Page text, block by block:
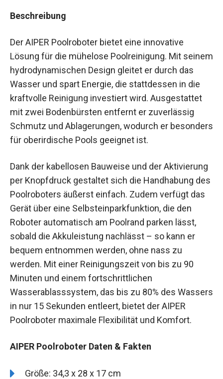
Beschreibung
Der AIPER Poolroboter bietet eine innovative
Lösung für die mühelose Poolreinigung. Mit seinem
hydrodynamischen Design gleitet er durch das
Wasser und spart Energie, die stattdessen in die
kraftvolle Reinigung investiert wird. Ausgestattet
mit zwei Bodenbürsten entfernt er zuverlässig
Schmutz und Ablagerungen, wodurch er besonders
für oberirdische Pools geeignet ist.
Dank der kabellosen Bauweise und der Aktivierung
per Knopfdruck gestaltet sich die Handhabung des
Poolroboters äußerst einfach. Zudem verfügt das
Gerät über eine Selbsteinparkfunktion, die den
Roboter automatisch am Poolrand parken lässt,
sobald die Akkuleistung nachlässt – so kann er
bequem entnommen werden, ohne nass zu
werden. Mit einer Reinigungszeit von bis zu 90
Minuten und einem fortschrittlichen
Wasserablasssystem, das bis zu 80% des Wassers
in nur 15 Sekunden entleert, bietet der AIPER
Poolroboter maximale Flexibilität und Komfort.
AIPER Poolroboter Daten & Fakten
Größe: 34,3 x 28 x 17 cm